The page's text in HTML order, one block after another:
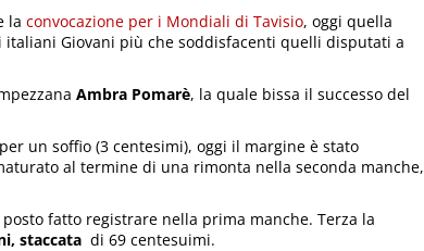
la convocazione per i Mondiali di Tavisio, oggi quella
italiani Giovani più che soddisfacenti quelli disputati a
Ambra Pomarè, la quale bissa il successo del
un soffio (3 centesimi), oggi il margine è stato
al termine di una rimonta nella seconda manche,
fatto registrare nella prima manche. Terza la
staccata di 69 centesuimi.